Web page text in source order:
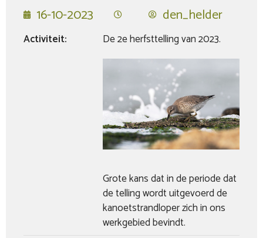
16-10-2023 den_helder
Activiteit: De 2e herfsttelling van 2023.
Grote kans dat in de periode dat
de telling wordt uitgevoerd de
kanoetstrandloper zich in ons
werkgebied bevindt.